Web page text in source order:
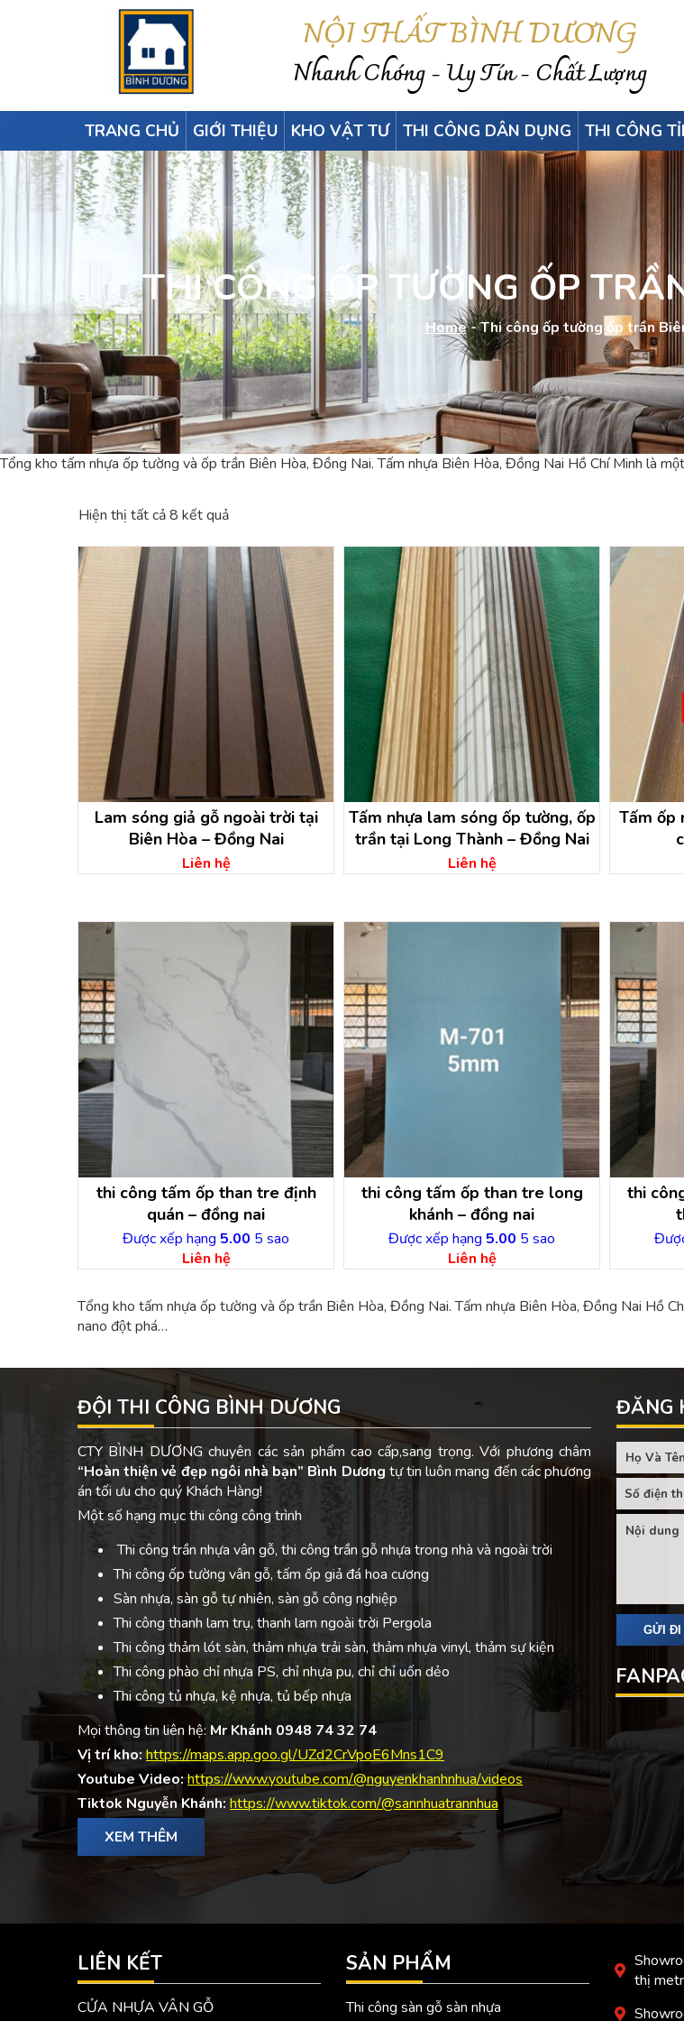
NỘI THẤT BÌNH DƯƠNG
Nhanh Chóng - Uy Tín - Chất Lượng
TRANG CHỦ GIỚI THIỆU KHO VẬT TƯ THI CÔNG DÂN DỤNG THI CÔNG
THI CÔNG ỐP TƯỜNG ỐP
Home-Thi công ốp tường ốp trần
Tổng kho tấm nhựa ốp tường và ốp trần Biên Hòa, Đồng Nai. Tấm nhựa Biên Hòa, Đồng Nai Hồ Chí Minh là
Hiện thị tất cả 8 kết quả
Lam sóng giả gỗ ngoài trời tại
Biên Hòa – Đồng Nai
Liên hệ
Tấm nhựa lam sóng ốp tường, ốp
trần tại Long Thành – Đồng Nai
Liên hệ
Tấm ốp
thi công tấm ốp than tre định
quán – đồng nai
Được xếp hạng 5.00 5 sao
Liên hệ
thi công tấm ốp than tre long
khánh – đồng nai
Được xếp hạng 5.00 5 sao
Liên hệ
thi
Tổng kho tấm nhựa ốp tường và ốp trần Biên Hòa, Đồng Nai. Tấm nhựa Biên Hòa, Đồng Nai Hồ
nano đột phá…
ĐỘI THI CÔNG BÌNH DƯƠNG
CTY BÌNH DƯƠNG chuyên các sản phẩm cao cấp,sang trọng. Với phương châm
“Hoàn thiện vẻ đẹp ngôi nhà bạn” Bình Dương tự tin luôn mang đến các phương
án tối ưu cho quý Khách Hàng!
Một số hạng mục thi công công trình
Thi công trần nhựa vân gỗ, thi công trần gỗ nhựa trong nhà và ngoài trời
Thi công ốp tường vân gỗ, tấm ốp giả đá hoa cương
Sàn nhựa, sàn gỗ tự nhiên, sàn gỗ công nghiệp
Thi công thanh lam trụ, thanh lam ngoài trời Pergola
Thi công thảm lót sàn, thảm nhựa trải sàn, thảm nhựa vinyl, thảm sự kiện
Thi công phào chỉ nhựa PS, chỉ nhựa pu, chỉ chỉ uốn dẻo
Thi công tủ nhựa, kệ nhựa, tủ bếp nhựa
Mọi thông tin liên hệ: Mr Khánh 0948 74 32 74
Vị trí kho: https://maps.app.goo.gl/UZd2CrVpoE6Mns1C9
Youtube Video:https://www.youtube.com/@nguyenkhanhnhua/videos
Tiktok Nguyễn Khánh: https://www.tiktok.com/@sannhuatrannhua
XEM THÊM
ĐĂNG
LIÊN KẾT
CỬA NHỰA VÂN GỖ
SẢN PHẨM
Thi công sàn gỗ sàn nhựa
thị